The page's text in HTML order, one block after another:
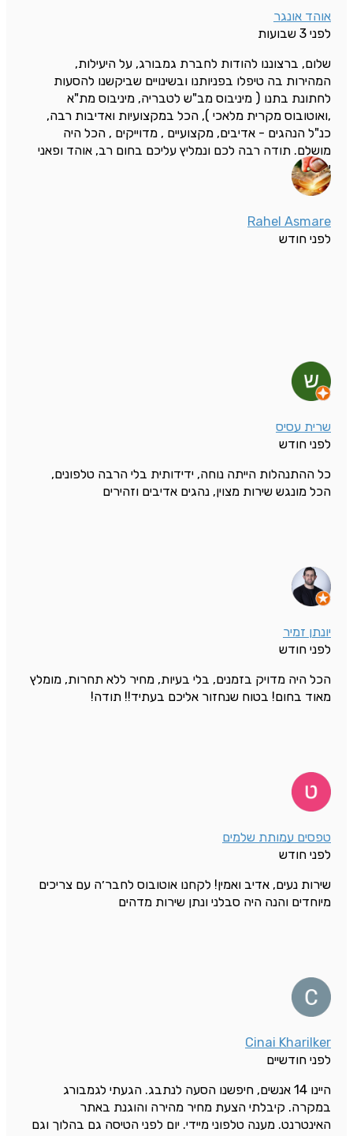
אוהד אונגר
לפני 3 שבועות
שלום, ברצוננו להודות לחברת גמבורג, על היעילות,
המהירות בה טיפלו בפניותנו ובשינויים שביקשנו להסעות
לחתונת בתנו ( מיניבוס מב"ש לטבריה, מיניבוס מת"א
,ואוטובוס מקרית מלאכי ), הכל במקצועיות ואדיבות רבה,
כנ"ל הנהגים - אדיבים, מקצועיים , מדוייקים , הכל היה
מושלם. תודה רבה לכם ונמליץ עליכם בחום רב, אוהד ופאני
אונגר
Rahel Asmare
לפני חודש
שרית עסיס
לפני חודש
כל ההתנהלות הייתה נוחה, ידידותית בלי הרבה טלפונים,
הכל מונגש שירות מצוין, נהגים אדיבים וזהירים
יונתן זמיר
לפני חודש
הכל היה מדויק בזמנים, בלי בעיות, מחיר ללא תחרות, מומלץ
מאוד בחום! בטוח שנחזור אליכם בעתיד!! תודה!
טפסים עמותת שלמים
לפני חודש
שירות נעים, אדיב ואמין! לקחנו אוטובוס לחבר׳ה עם צריכים
מיוחדים והנה היה סבלני ונתן שירות מדהים
Cinai Kharilker
לפני חודשיים
היינו 14 אנשים, חיפשנו הסעה לנתבג. הגעתי לגמבורג
במקרה. קיבלתי הצעת מחיר מהירה והוגנת באתר
האינטרנט. מענה טלפוני מיידי. יום לפני הטיסה גם בהלוך וגם